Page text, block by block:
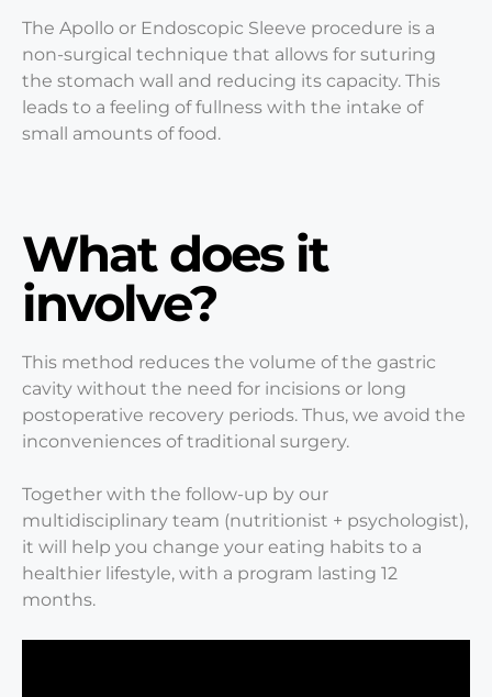
The Apollo or Endoscopic Sleeve procedure is a
non-surgical technique that allows for suturing
the stomach wall and reducing its capacity. This
leads to a feeling of fullness with the intake of
small amounts of food.
What does it
involve?
This method reduces the volume of the gastric
cavity without the need for incisions or long
postoperative recovery periods. Thus, we avoid the
inconveniences of traditional surgery.
Together with the follow-up by our
multidisciplinary team (nutritionist + psychologist),
it will help you change your eating habits to a
healthier lifestyle, with a program lasting 12
months.